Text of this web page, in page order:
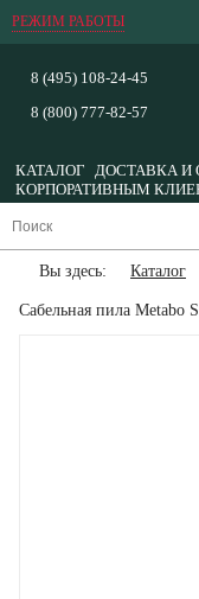
РЕЖИМ РАБОТЫ
8 (495) 108-24-45
8 (800) 777-82-57
КАТАЛОГ ДОСТАВКА И
КОРПОРАТИВНЫМ
Вы здесь: Каталог
Сабельная пила Metabo